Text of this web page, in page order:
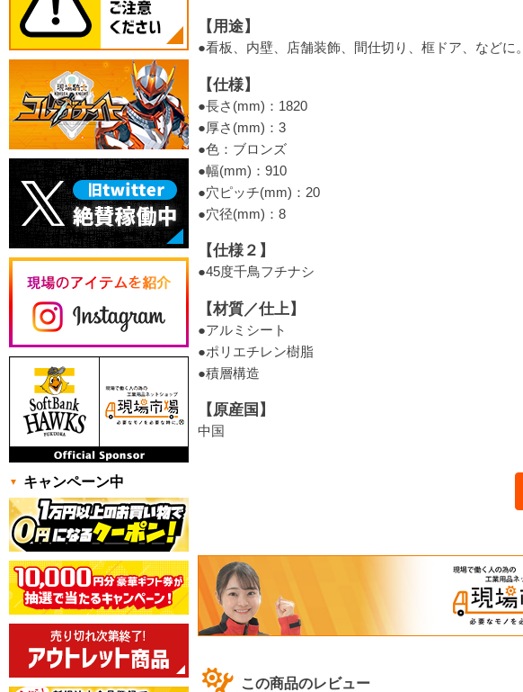
【用途】
●看板、内壁、店舗装飾、間仕切り、框ドア、などに。
【仕様】
●長さ(mm)：1820
●厚さ(mm)：3
●色：ブロンズ
●幅(mm)：910
●穴ピッチ(mm)：20
●穴径(mm)：8
【仕様２】
●45度千鳥フチナシ
【材質／仕上】
●アルミシート
●ポリエチレン樹脂
●積層構造
【原産国】
中国
この商品のレビュー
キャンペーン中